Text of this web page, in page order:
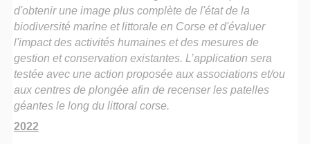
d'obtenir une image plus complète de l'état de la
biodiversité marine et littorale en Corse et d'évaluer
l'impact des activités humaines et des mesures de
gestion et conservation existantes. L’application sera
testée avec une action proposée aux associations et/ou
aux centres de plongée afin de recenser les patelles
géantes le long du littoral corse.
2022